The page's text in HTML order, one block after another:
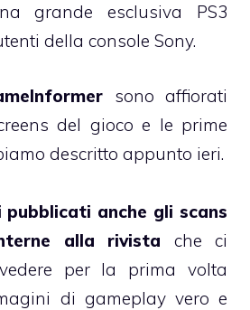
grande esclusiva PS3
della console Sony.
sono affiorati
del gioco e le prime
descritto appunto ieri.
anche gli scans
alla rivista che ci
per la prima volta
di gameplay vero e